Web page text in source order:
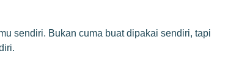
sendiri. Bukan cuma buat dipakai sendiri, tapi